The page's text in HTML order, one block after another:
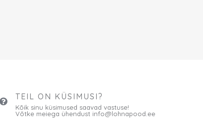
TEIL ON KÜSIMUSI?
Kõik sinu küsimused saavad vastuse!
Võtke meiega ühendust info@lohnapood.ee